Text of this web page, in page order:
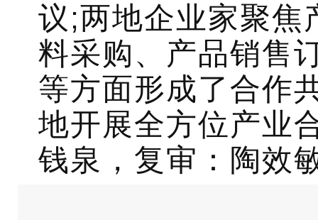
议;两地企业家聚焦
料采购、产品销售
等方面形成了合作
地开展全方位产业
钱泉，复审：陶效